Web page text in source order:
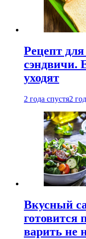
Рецепт
сэндвичи.
уходят
2 года спустя2
Вкусный
готовится
варить не